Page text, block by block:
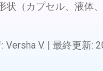
状（カプセル、液体
: Versha V. | 最終更新: